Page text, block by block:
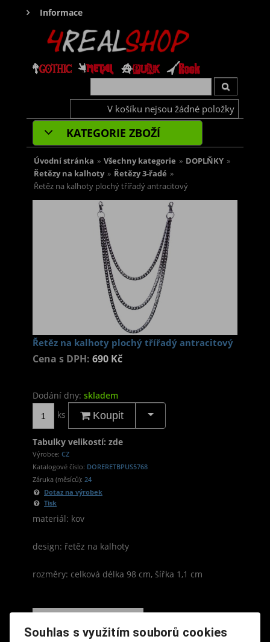
Informace
V košíku nejsou žádné položky
KATEGORIE ZBOŽÍ
Úvodní stránka » Všechny kategorie » DOPLŇKY »
Řetězy na kalhoty » Řetězy 3-řadé »
Řetěz na kalhoty plochý třířadý antracitový
Řetěz na kalhoty plochý třířadý antracitový
Cena s DPH: 690 Kč
Dodání dny: skladem
ks
Koupit
Tabulky velikostí: zde
Výrobce: CZ
Katalogové číslo: DORERETBPUS5768
Záruka (měsíců): 24
Dotaz na výrobek
Tisk
materiál: kov
design: řetěz na kalhoty
rozměry: celková délka 98 cm, šířka 1,1 cm
Souhlas s využitím souborů cookies